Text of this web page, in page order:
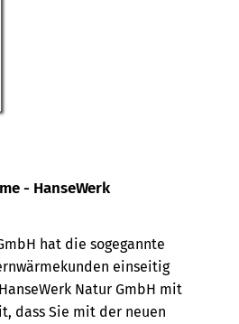
- HanseWerk
hat die sogegannte
einseitig
Natur GmbH mit
dass Sie mit der neuen